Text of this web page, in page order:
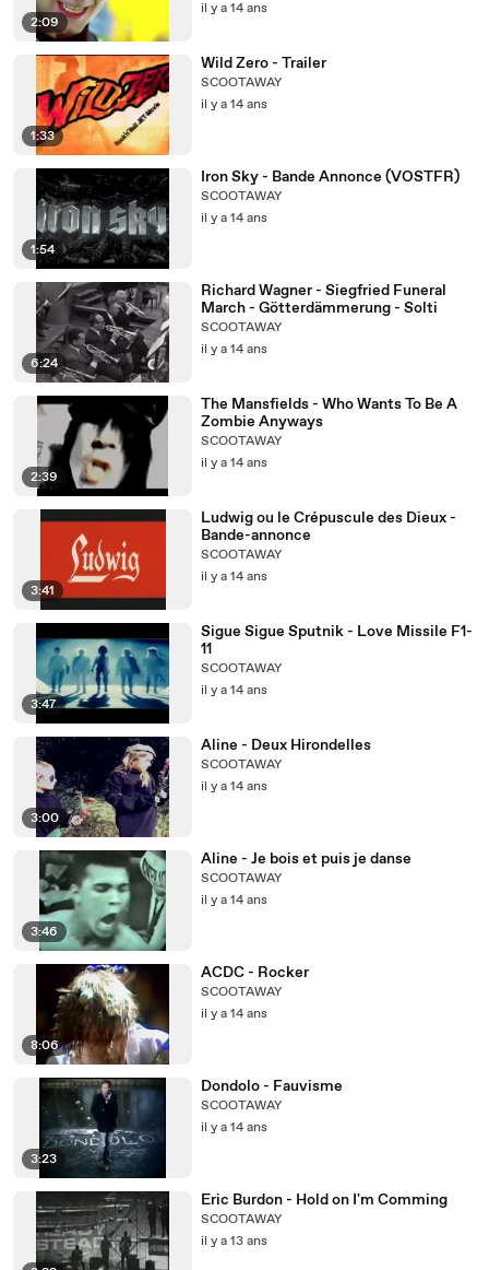
2:09
il y a 14 ans
1:33
Wild Zero - Trailer
SCOOTAWAY
il y a 14 ans
1:54
Iron Sky - Bande Annonce (VOSTFR)
SCOOTAWAY
il y a 14 ans
6:24
Richard Wagner - Siegfried Funeral
March - Götterdämmerung - Solti
SCOOTAWAY
il y a 14 ans
2:39
The Mansfields - Who Wants To Be A
Zombie Anyways
SCOOTAWAY
il y a 14 ans
3:41
Ludwig ou le Crépuscule des Dieux -
Bande-annonce
SCOOTAWAY
il y a 14 ans
3:47
Sigue Sigue Sputnik - Love Missile F1-
11
SCOOTAWAY
il y a 14 ans
3:00
Aline - Deux Hirondelles
SCOOTAWAY
il y a 14 ans
3:46
Aline - Je bois et puis je danse
SCOOTAWAY
il y a 14 ans
8:06
ACDC - Rocker
SCOOTAWAY
il y a 14 ans
3:23
Dondolo - Fauvisme
SCOOTAWAY
il y a 14 ans
Eric Burdon - Hold on I'm Comming
SCOOTAWAY
il y a 13 ans